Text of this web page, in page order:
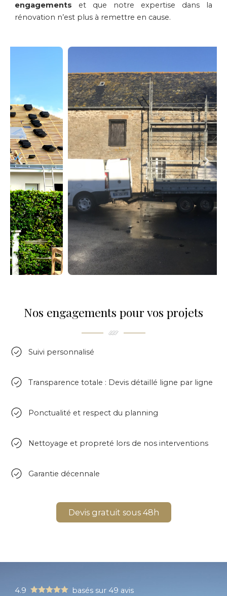
engagements et que notre expertise dans la
rénovation n’est plus à remettre en cause.
Nos engagements pour vos projets
Suivi personnalisé
Transparence totale : Devis détaillé ligne par ligne
Ponctualité et respect du planning
Nettoyage et propreté lors de nos interventions
Garantie décennale
Devis gratuit sous 48h
4.9 basés sur 49 avis